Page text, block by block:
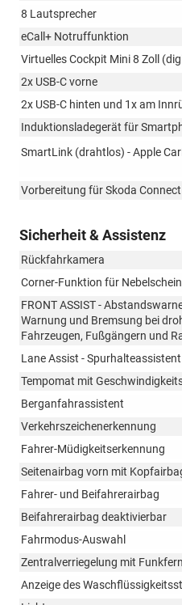
8 Lautsprecher
eCall+ Notruffunktion
Virtuelles Cockpit Mini 8 Zoll
2x USB-C vorne
2x USB-C hinten und 1x am
Induktionsladegerät für
SmartLink (drahtlos) - Apple
Vorbereitung für Skoda
Sicherheit & Assistenz
Rückfahrkamera
Corner-Funktion für
FRONT ASSIST -
Warnung und Bremsung bei
Fahrzeugen, Fußgängern und
Lane Assist - Spurhalteassistent
Tempomat mit
Berganfahrassistent
Verkehrszeichenerkennung
Fahrer-Müdigkeitserkennung
Seitenairbag vorn mit
Fahrer- und Beifahrerairbag
Beifahrerairbag deaktivierbar
Fahrmodus-Auswahl
Zentralverriegelung mit
Anzeige des